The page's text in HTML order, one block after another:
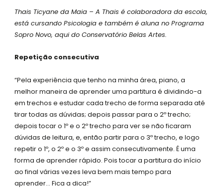
Thais Ticyane da Maia – A Thais é colaboradora da escola,
está cursando Psicologia e também é aluna no Programa
Sopro Novo, aqui do Conservatório Belas Artes.
Repetição consecutiva
“Pela experiência que tenho na minha área, piano, a
melhor maneira de aprender uma partitura é dividindo-a
em trechos e estudar cada trecho de forma separada até
tirar todas as dúvidas; depois passar para o 2º trecho;
depois tocar o 1º e o 2º trecho para ver se não ficaram
dúvidas de leitura, e, então partir para o 3º trecho, e logo
repetir o 1º, o 2º e o 3º e assim consecutivamente. É uma
forma de aprender rápido. Pois tocar a partitura do início
ao final várias vezes leva bem mais tempo para
aprender… Fica a dica!”